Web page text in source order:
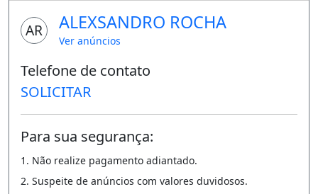
AR ALEXSANDRO ROCHA
Ver anúncios
Telefone de contato
SOLICITAR
Para sua segurança:
1. Não realize pagamento adiantado.
2. Suspeite de anúncios com valores duvidosos.